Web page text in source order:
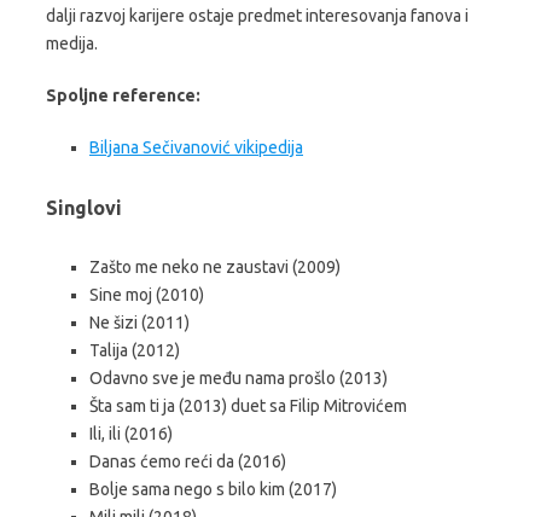
dalji razvoj karijere ostaje predmet interesovanja fanova i
medija.
Spoljne reference:
Biljana Sečivanović vikipedija
Singlovi
Zašto me neko ne zaustavi (2009)
Sine moj (2010)
Ne šizi (2011)
Talija (2012)
Odavno sve je među nama prošlo (2013)
Šta sam ti ja (2013) duet sa Filip Mitrovićem
Ili, ili (2016)
Danas ćemo reći da (2016)
Bolje sama nego s bilo kim (2017)